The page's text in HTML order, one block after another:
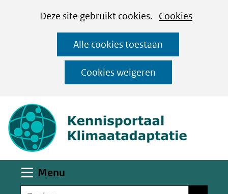
CookiesDeze site gebruikt cookies. Cookies
op
deze
website
worden
toegestaan
Alle cookies toestaan
Cookies weigeren
Ga
naar
de
inhoud
Menu